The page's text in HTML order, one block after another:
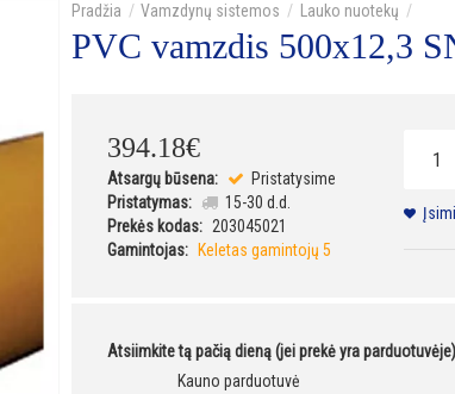
Vamzdynų sistemos Lauko nuotekų
PVC vamzdis 500x12,3
394.18€
Atsargų būsena:
Pristatysime
Pristatymas:
15-30 d.d.
Prekės kodas: 203045021
Gamintojas:
Keletas gamintojų 5
Atsiimkite tą pačią dieną (jei prekė yra parduotuvėje)
Kauno parduotuvė